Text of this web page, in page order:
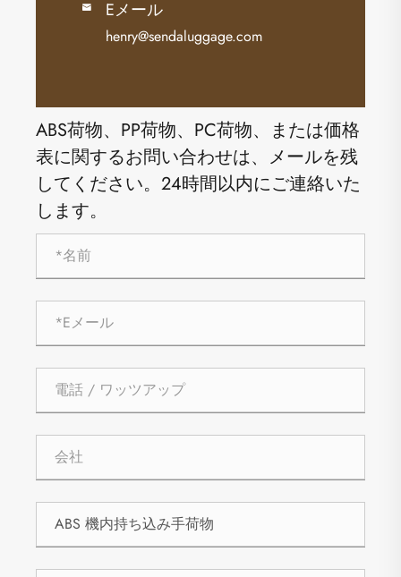
 Eメール
henry@sendaluggage.com
ABS荷物、PP荷物、PC荷物、または価格
表に関するお問い合わせは、メールを残
してください。24時間以内にご連絡いた
します。